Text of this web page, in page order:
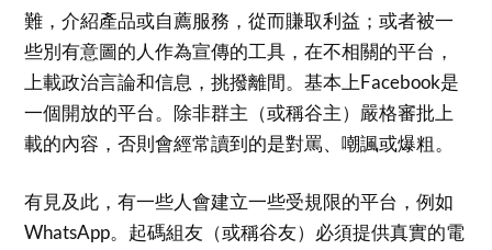
難，介紹產品或自薦服務，從而賺取利益；或者被一
些別有意圖的人作為宣傳的工具，在不相關的平台，
上載政治言論和信息，挑撥離間。基本上Facebook是
一個開放的平台。除非群主（或稱谷主）嚴格審批上
載的內容，否則會經常讀到的是對罵、嘲諷或爆粗。
有見及此，有一些人會建立一些受規限的平台，例如
WhatsApp。起碼組友（或稱谷友）必須提供真實的電